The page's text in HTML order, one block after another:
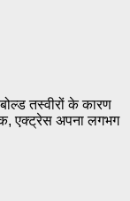
तस्वीरों के कारण
एक्ट्रेस अपना लगभग